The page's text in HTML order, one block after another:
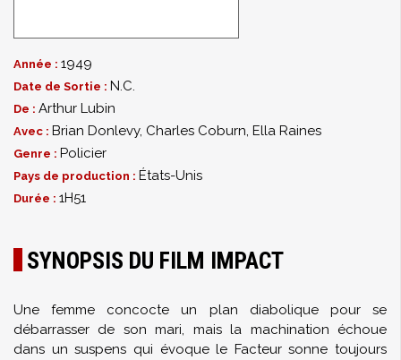
Année : 1949
Date de Sortie : N.C.
De : Arthur Lubin
Avec : Brian Donlevy, Charles Coburn, Ella Raines
Genre : Policier
Pays de production : États-Unis
Durée : 1H51
SYNOPSIS DU FILM IMPACT
Une femme concocte un plan diabolique pour se
débarrasser de son mari, mais la machination échoue
dans un suspens qui évoque le Facteur sonne toujours